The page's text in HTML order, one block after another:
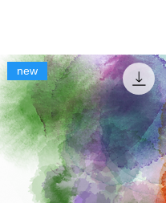
new